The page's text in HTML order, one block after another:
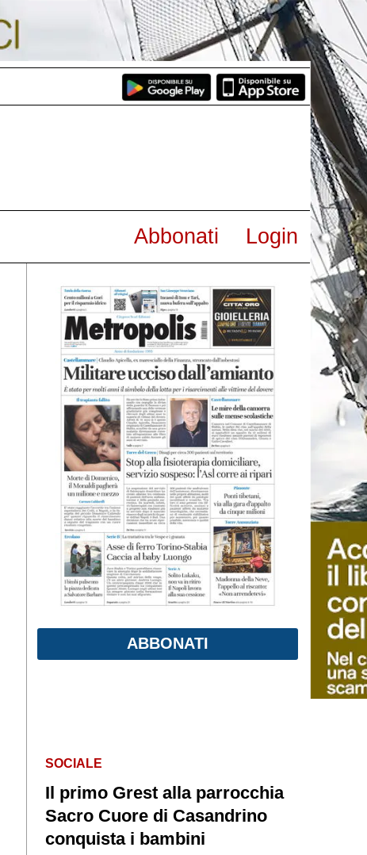
Abbonati Login
ABBONATI
SOCIALE
Il primo Grest alla parrocchia
Sacro Cuore di Casandrino
conquista i bambini